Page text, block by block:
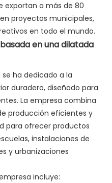
exportan a más de 80
proyectos municipales,
en todo el mundo.
en una dilatada
ha dedicado a la
duradero, diseñado para
La empresa combina
producción eficientes y
para ofrecer productos
instalaciones de
y urbanizaciones
incluye: